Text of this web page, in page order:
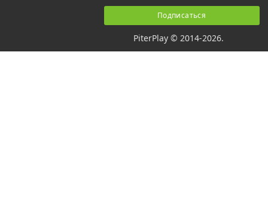
PiterPlay © 2014-2026.